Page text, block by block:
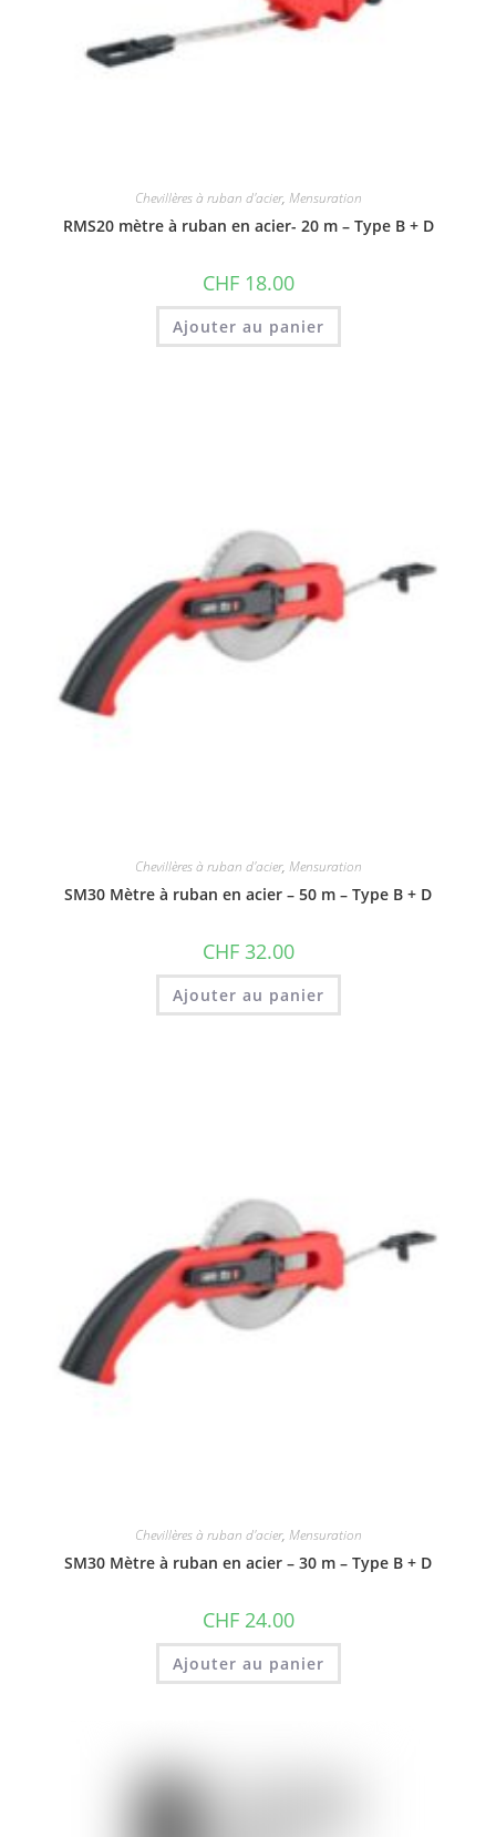
Chevillères à ruban d'acier, Mensuration
RMS20 mètre à ruban en acier- 20 m – Type B + D
CHF18.00
Ajouter au panier
Chevillères à ruban d'acier, Mensuration
SM30 Mètre à ruban en acier – 50 m – Type B + D
CHF32.00
Ajouter au panier
Chevillères à ruban d'acier, Mensuration
SM30 Mètre à ruban en acier – 30 m – Type B + D
CHF24.00
Ajouter au panier